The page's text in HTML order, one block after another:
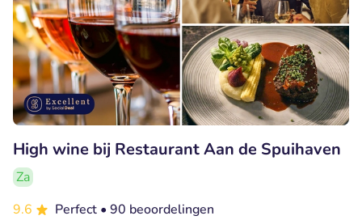
High wine bij Restaurant Aan de Spuihaven
Za
9.6
Perfect • 90 beoordelingen